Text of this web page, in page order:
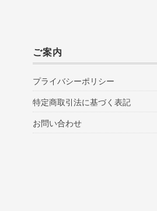
ご案内
プライバシーポリシー
特定商取引法に基づく表記
お問い合わせ